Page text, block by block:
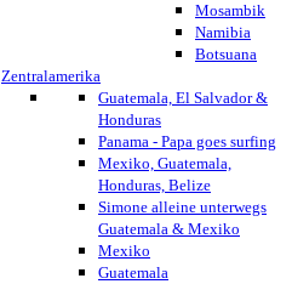
Mosambik
Namibia
Botsuana
Zentralamerika
Guatemala, El Salvador &
Honduras
Panama - Papa goes surfing
Mexiko, Guatemala,
Honduras, Belize
Simone alleine unterwegs
Guatemala & Mexiko
Mexiko
Guatemala